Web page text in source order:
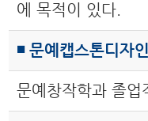
에 목적이 있다.
◾ 문예캡스톤디
문예창작학과 졸업